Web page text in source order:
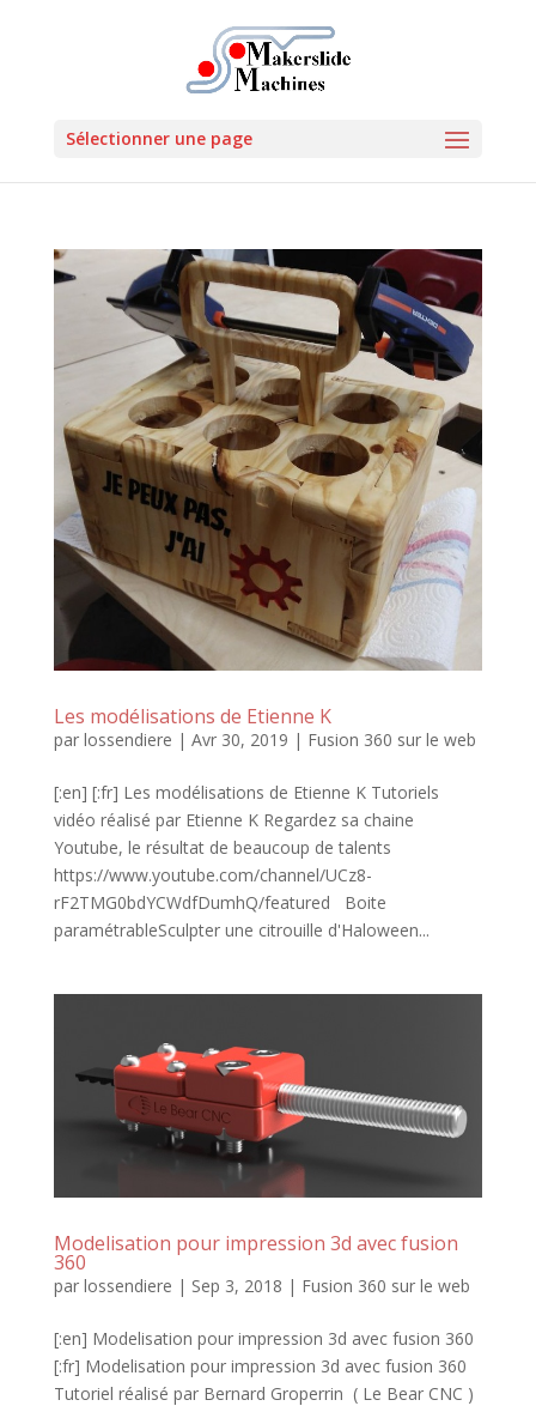
Sélectionner une page
Les modélisations de Etienne K
par lossendiere | Avr 30, 2019 | Fusion 360 sur le web
[:en] [:fr] Les modélisations de Etienne K Tutoriels
vidéo réalisé par Etienne K Regardez sa chaine
Youtube, le résultat de beaucoup de talents
https://www.youtube.com/channel/UCz8-
rF2TMG0bdYCWdfDumhQ/featured Boite
paramétrableSculpter une citrouille d'Haloween...
Modelisation pour impression 3d avec fusion
360
par lossendiere | Sep 3, 2018 | Fusion 360 sur le web
[:en] Modelisation pour impression 3d avec fusion 360
[:fr] Modelisation pour impression 3d avec fusion 360
Tutoriel réalisé par Bernard Groperrin ( Le Bear CNC )